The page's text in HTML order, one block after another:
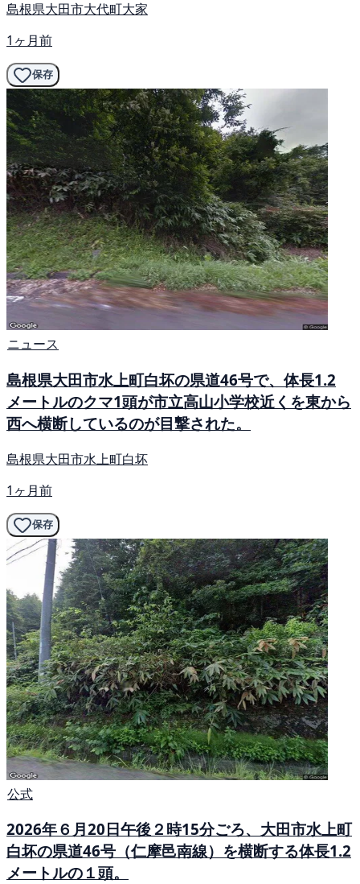
島根県大田市大代町大家
1ヶ月前
保存
ニュース
島根県大田市水上町白坏の県道46号で、体長1.2
メートルのクマ1頭が市立高山小学校近くを東から
西へ横断しているのが目撃された。
島根県大田市水上町白坏
1ヶ月前
保存
公式
2026年６月20日午後２時15分ごろ、大田市水上町
白坏の県道46号（仁摩邑南線）を横断する体長1.2
メートルの１頭。